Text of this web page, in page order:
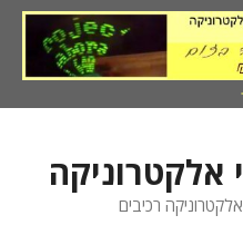
אלקטרוניקה
רכיבים